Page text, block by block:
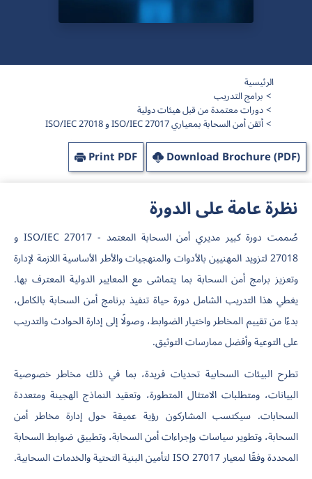
الرئيسية
برامج التدريب
دورات معتمدة من قبل هيئات دولية
أتقن أمن السحابة بمعياري ISO/IEC 27017 و ISO/IEC 27018
Download Brochure (PDF)
Print PDF
نظرة عامة على الدورة
صُممت دورة كبير مديري أمن السحابة المعتمد - ISO/IEC 27017 و
27018 لتزويد المهنيين بالأدوات والمنهجيات والأطر الأساسية اللازمة لإدارة
وتعزيز برامج أمن السحابة بما يتماشى مع المعايير الدولية المعترف بها.
يغطي هذا التدريب الشامل دورة حياة تنفيذ برنامج أمن السحابة بالكامل،
بدءًا من تقييم المخاطر واختيار الضوابط، وصولًا إلى إدارة الحوادث والتدريب
على التوعية وأفضل ممارسات التوثيق.
تطرح البيئات السحابية تحديات فريدة، بما في ذلك مخاطر خصوصية
البيانات، ومتطلبات الامتثال المتطورة، وتعقيد النماذج الهجينة ومتعددة
السحابات. سيكتسب المشاركون رؤية عميقة حول إدارة مخاطر أمن
السحابة، وتطوير سياسات وإجراءات أمن السحابة، وتطبيق ضوابط السحابة
المحددة وفقًا لمعيار ISO 27017 لتأمين البنية التحتية والخدمات السحابية.